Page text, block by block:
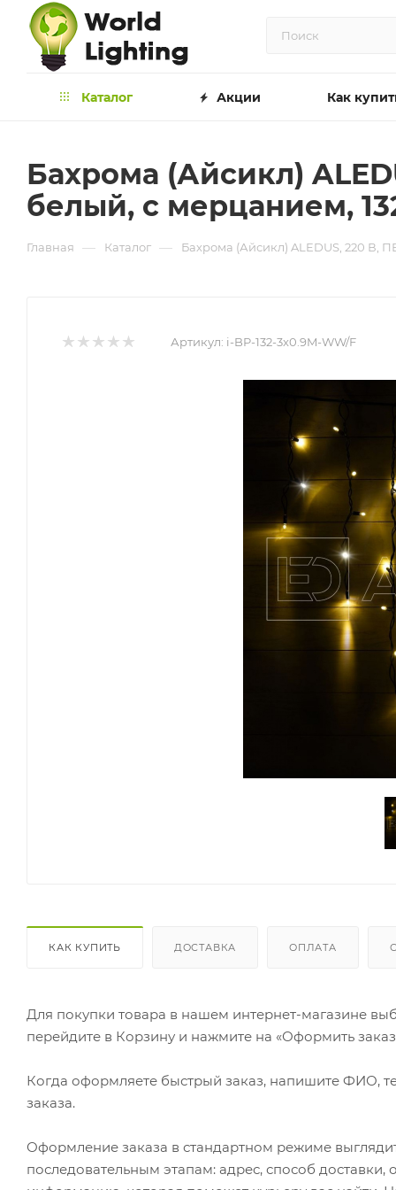
Каталог Акции Как
Бахрома (Айсикл)
белый, с мерцанием,
Главная — Каталог — Бахрома (Айсикл) ALEDUS, 220 В,
Артикул: i-BP-132-3x0.9M-WW/F
КАК КУПИТЬ ДОСТАВКА ОПЛАТА
Для покупки товара в нашем интернет-магазине
перейдите в Корзину и нажмите на «Оформить
Когда оформляете быстрый заказ, напишите ФИО,
заказа.
Оформление заказа в стандартном режиме
последовательным этапам: адрес, способ